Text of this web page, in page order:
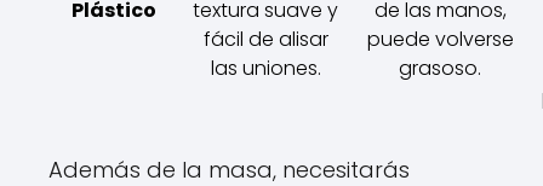
Plástico
textura suave y
fácil de alisar
las uniones.
de las manos,
puede volverse
grasoso.
Además de la masa, necesitarás